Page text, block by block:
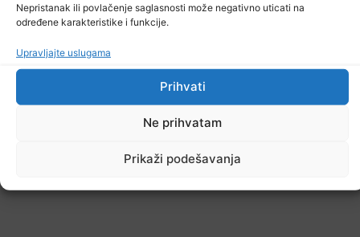
Nepristanak ili povlačenje saglasnosti može negativno uticati na
određene karakteristike i funkcije.
Upravljajte uslugama
Prihvati
Ne prihvatam
Prikaži podešavanja